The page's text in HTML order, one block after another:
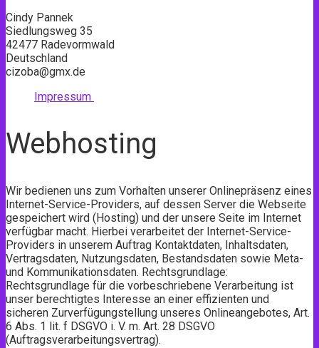
Cindy Pannek
Siedlungsweg 35
42477 Radevormwald
Deutschland
cizoba@gmx.de
Impressum
Webhosting
Wir bedienen uns zum Vorhalten unserer Onlinepräsenz eines
Internet-Service-Providers, auf dessen Server die Webseite
gespeichert wird (Hosting) und der unsere Seite im Internet
verfügbar macht. Hierbei verarbeitet der Internet-Service-
Providers in unserem Auftrag Kontaktdaten, Inhaltsdaten,
Vertragsdaten, Nutzungsdaten, Bestandsdaten sowie Meta-
und Kommunikationsdaten. Rechtsgrundlage:
Rechtsgrundlage für die vorbeschriebene Verarbeitung ist
unser berechtigtes Interesse an einer effizienten und
sicheren Zurverfügungstellung unseres Onlineangebotes, Art.
6 Abs. 1 lit. f DSGVO i. V. m. Art. 28 DSGVO
(Auftragsverarbeitungsvertrag).